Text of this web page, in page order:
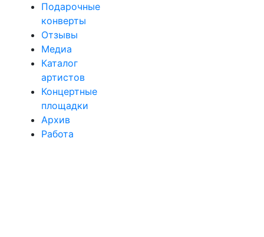
Подарочные
конверты
Отзывы
Медиа
Каталог
артистов
Концертные
площадки
Архив
Работа